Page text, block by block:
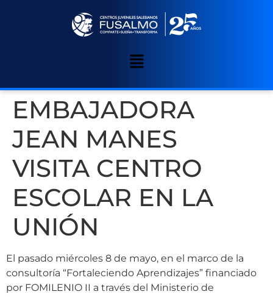
EMBAJADORA
JEAN MANES
VISITA CENTRO
ESCOLAR EN LA
UNIÓN
El pasado miércoles 8 de mayo, en el marco de la
consultoría “Fortaleciendo Aprendizajes” financiado
por FOMILENIO II a través del Ministerio de